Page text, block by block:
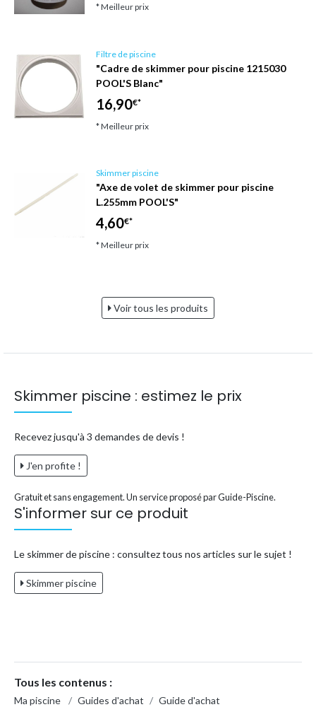
* Meilleur prix
Filtre de piscine
"Cadre de skimmer pour piscine 1215030
POOL'S Blanc"
16,90€*
* Meilleur prix
Skimmer piscine
"Axe de volet de skimmer pour piscine
L.255mm POOL'S"
4,60€*
* Meilleur prix
Voir tous les produits
Skimmer piscine : estimez le prix
Recevez jusqu'à 3 demandes de devis !
J'en profite !
Gratuit et sans engagement. Un service proposé par Guide-Piscine.
S'informer sur ce produit
Le skimmer de piscine : consultez tous nos articles sur le sujet !
Skimmer piscine
Tous les contenus :
Ma piscine / Guides d'achat / Guide d'achat